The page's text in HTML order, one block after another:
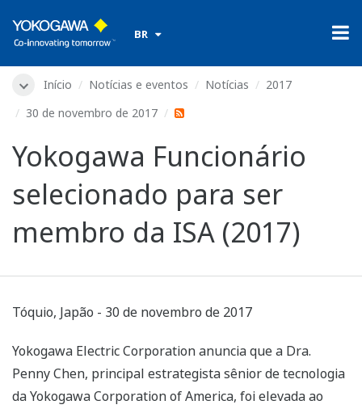
BR
Início Notícias e eventos Notícias
2017
30 de novembro de 2017
Yokogawa Funcionário
selecionado para ser
membro da ISA (2017)
Tóquio, Japão - 30 de novembro de 2017
Yokogawa Electric Corporation anuncia que a Dra.
Penny Chen, principal estrategista sênior de tecnologia
da Yokogawa Corporation of America, foi elevada ao